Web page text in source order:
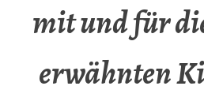
mit und für
erwähnten